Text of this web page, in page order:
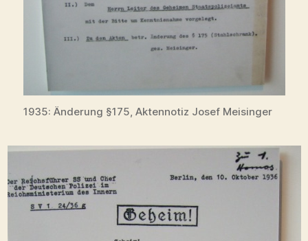
1935: Änderung §175, Aktennotiz Josef Meisinger